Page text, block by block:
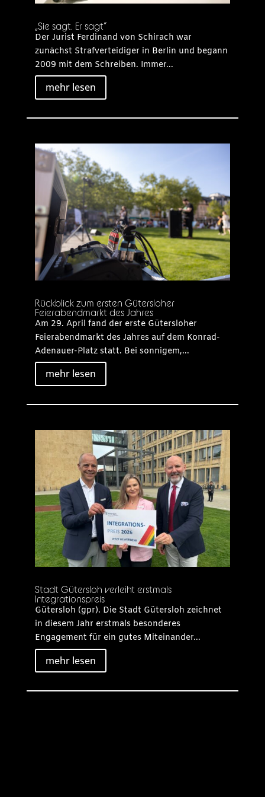
„Sie sagt. Er sagt“
Der Jurist Ferdinand von Schirach war
zunächst Strafverteidiger in Berlin und begann
2009 mit dem Schreiben. Immer...
mehr lesen
Rückblick zum ersten Gütersloher
Feierabendmarkt des Jahres
Am 29. April fand der erste Gütersloher
Feierabendmarkt des Jahres auf dem Konrad-
Adenauer-Platz statt. Bei sonnigem,...
mehr lesen
Stadt Gütersloh verleiht erstmals
Integrationspreis
Gütersloh (gpr). Die Stadt Gütersloh zeichnet
in diesem Jahr erstmals besonderes
Engagement für ein gutes Miteinander...
mehr lesen